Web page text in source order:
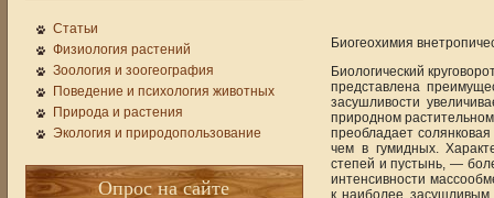
Статьи
Физиология растений
Зоология и зоогеография
Поведение и психология животных
Природа и растения
Экология и природопользование
Опрос на сайте
Биогеохимия
Биологический
представлена
засушливости
природном
преобладает
чем в гумидных.
степей и пустынь, —
интенсивности
к наиболее